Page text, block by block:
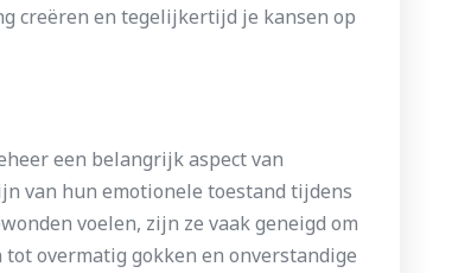
creëren en tegelijkertijd je kansen op
een belangrijk aspect van
van hun emotionele toestand tijdens
voelen, zijn ze vaak geneigd om
overmatig gokken en onverstandige